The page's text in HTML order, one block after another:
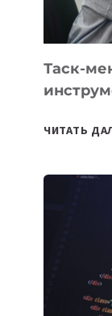
Таск-
ЧИТАТЬ